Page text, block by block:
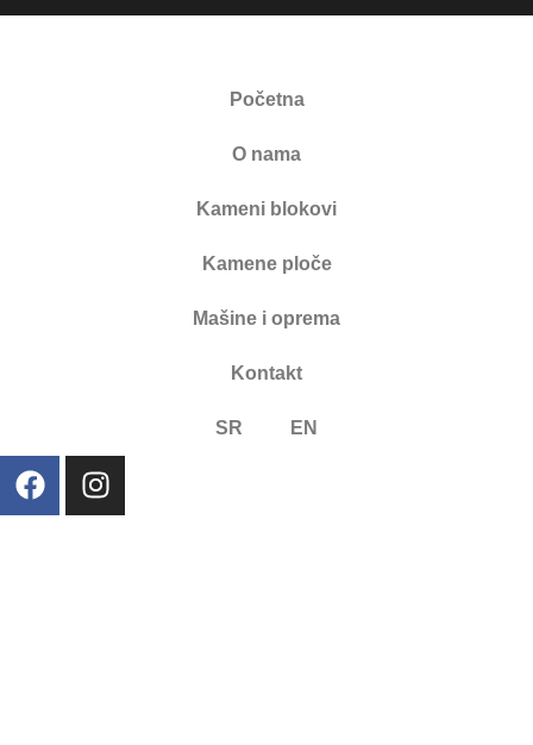
Početna
O nama
Kameni blokovi
Kamene ploče
Mašine i oprema
Kontakt
SR EN